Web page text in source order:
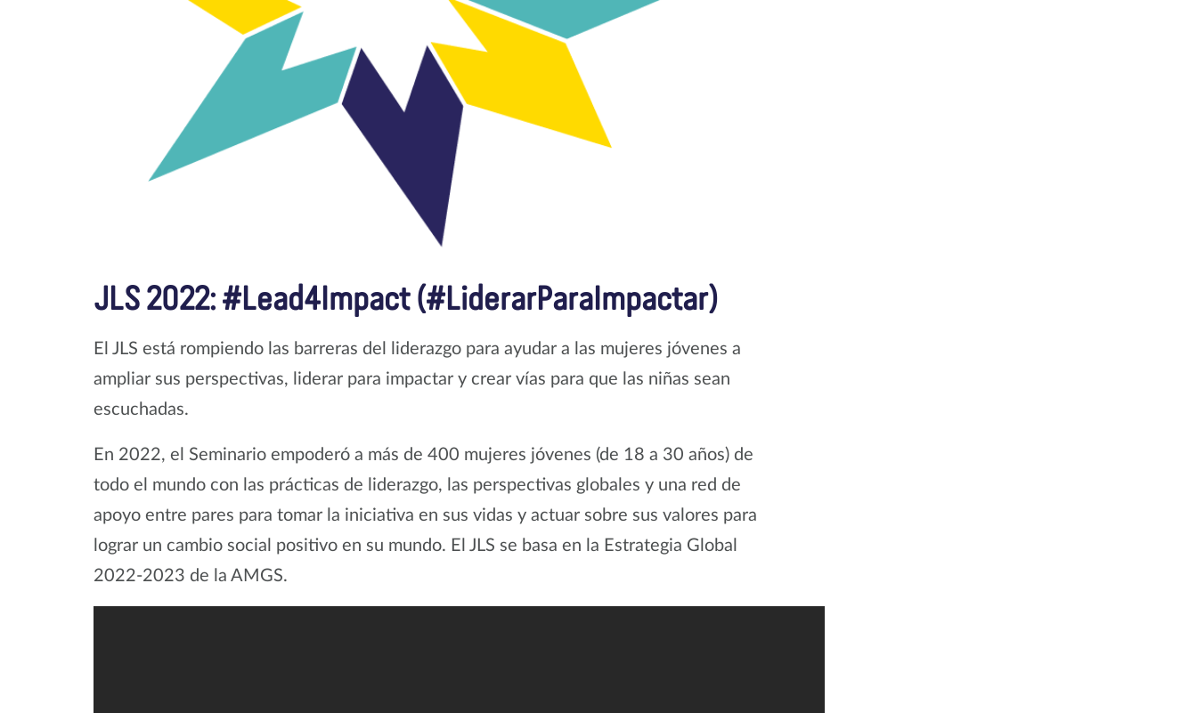
JLS 2022: #Lead4Impact (#LiderarParaImpactar)
El JLS está rompiendo las barreras del liderazgo para ayudar a las mujeres jóvenes a
ampliar sus perspectivas, liderar para impactar y crear vías para que las niñas sean
escuchadas.
En 2022, el Seminario empoderó a más de 400 mujeres jóvenes (de 18 a 30 años) de
todo el mundo con las prácticas de liderazgo, las perspectivas globales y una red de
apoyo entre pares para tomar la iniciativa en sus vidas y actuar sobre sus valores para
lograr un cambio social positivo en su mundo. El JLS se basa en la Estrategia Global
2022-2023 de la AMGS.